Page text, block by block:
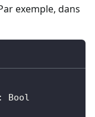
exemple, dans
:
Bool